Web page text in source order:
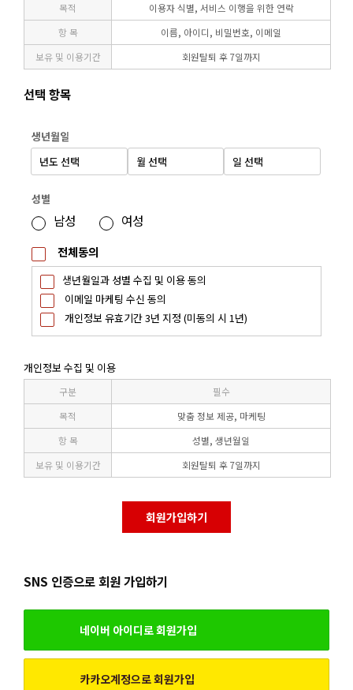
목적
이용자 식별, 서비스 이행을 위한 연락
항 목
이름, 아이디, 비밀번호, 이메일
보유 및 이용기간
회원탈퇴 후 7일까지
선택 항목
생년월일
성별
남성 여성
전체동의
생년월일과 성별 수집 및 이용 동의
이메일 마케팅 수신 동의
개인정보 유효기간 3년 지정 (미동의 시 1년)
개인정보 수집 및 이용
구분
필수
목적
맞춤 정보 제공, 마케팅
항 목
성별, 생년월일
보유 및 이용기간
회원탈퇴 후 7일까지
회원가입하기
SNS 인증으로 회원 가입하기
네이버 아이디로 회원가입
카카오계정으로 회원가입